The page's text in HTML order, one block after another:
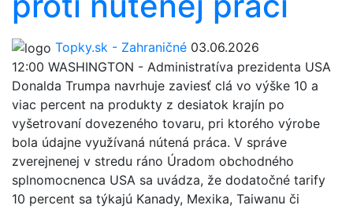
Topky.sk - Zahraničné 03.06.2026
12:00 WASHINGTON - Administratíva prezidenta USA
Donalda Trumpa navrhuje zaviesť clá vo výške 10 a
viac percent na produkty z desiatok krajín po
vyšetrovaní dovezeného tovaru, pri ktorého výrobe
bola údajne využívaná nútená práca. V správe
zverejnenej v stredu ráno Úradom obchodného
splnomocnenca USA sa uvádza, že dodatočné tarify
10 percent sa týkajú Kanady, Mexika, Taiwanu či